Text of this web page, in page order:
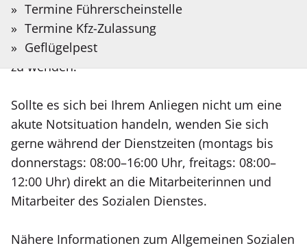
bekannt werden, so haben Sie die Möglichkeit,
sich zu jeder Zeit über die Telefonnummer
18-5170an das Jugendamt des Kreises Coesfeld
zu wenden.
Sollte es sich bei Ihrem Anliegen nicht um eine
akute Notsituation handeln, wenden Sie sich
gerne während der Dienstzeiten (montags bis
donnerstags: 08:00–16:00 Uhr, freitags: 08:00–
12:00 Uhr) direkt an die Mitarbeiterinnen und
Mitarbeiter des Sozialen Dienstes.
Nähere Informationen zum Allgemeinen Sozialen
Termine Führerscheinstelle
Termine Kfz-Zulassung
Geflügelpest